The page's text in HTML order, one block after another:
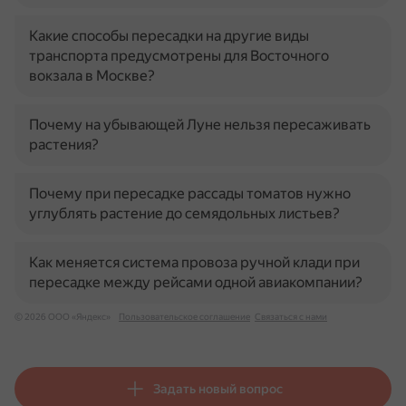
Какие способы пересадки на другие виды
транспорта предусмотрены для Восточного
вокзала в Москве?
Почему на убывающей Луне нельзя пересаживать
растения?
Почему при пересадке рассады томатов нужно
углублять растение до семядольных листьев?
Как меняется система провоза ручной клади при
пересадке между рейсами одной авиакомпании?
© 2026 ООО «Яндекс» Пользовательское соглашение Связаться с нами
Задать новый вопрос